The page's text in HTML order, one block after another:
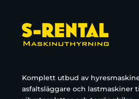
Komplett utbud av
asfaltsläggare och lastmaskiner